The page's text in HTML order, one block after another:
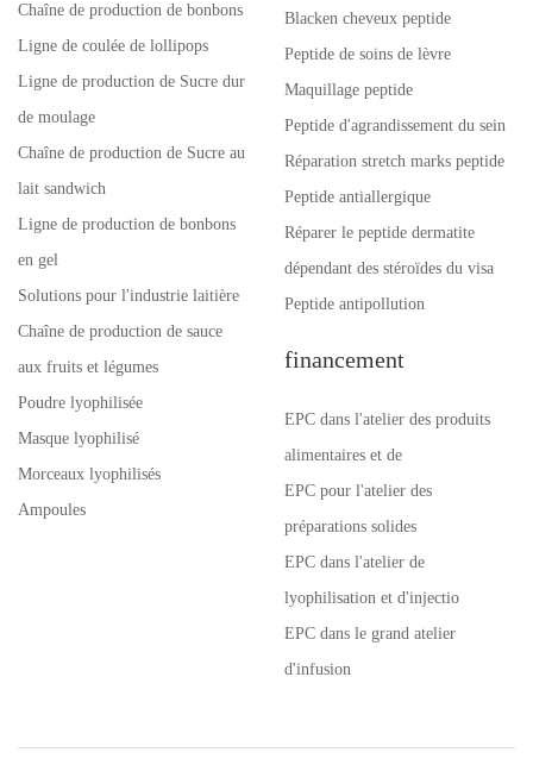
Chaîne de production de bonbons
Ligne de coulée de lollipops
Ligne de production de Sucre dur
de moulage
Chaîne de production de Sucre au
lait sandwich
Ligne de production de bonbons
en gel
Solutions pour l'industrie laitière
Chaîne de production de sauce
aux fruits et légumes
Poudre lyophilisée
Masque lyophilisé
Morceaux lyophilisés
Ampoules
Blacken cheveux peptide
Peptide de soins de lèvre
Maquillage peptide
Peptide d'agrandissement du sein
Réparation stretch marks peptide
Peptide antiallergique
Réparer le peptide dermatite
dépendant des stéroïdes du visa
Peptide antipollution
financement
EPC dans l'atelier des produits
alimentaires et de
EPC pour l'atelier des
préparations solides
EPC dans l'atelier de
lyophilisation et d'injectio
EPC dans le grand atelier
d'infusion